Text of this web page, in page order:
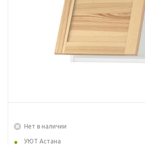
Нет в наличии
УЮТ Астана